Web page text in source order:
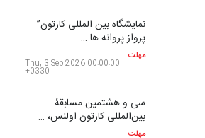
نمایشگاه بین المللی کارتون”
پرواز پروانه ها …
مهلت
Thu, 3 Sep 2026 00:00:00
+0330
سی و هشتمین مسابقۀ
بین‌المللی کارتون اولنس، …
مهلت